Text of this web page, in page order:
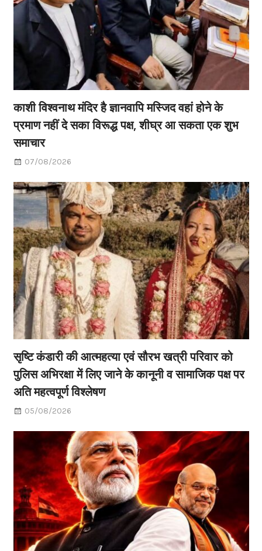
काशी विश्वनाथ मंदिर है ज्ञानवापि मस्जिद वहां होने के
प्रमाण नहीं दे सका विरूद्ध पक्ष, शीघ्र आ सकता एक शुभ
समाचार
07/08/2026
सृष्टि कंडारी की आत्महत्या एवं सौरभ खत्री परिवार को
पुलिस अभिरक्षा में लिए जाने के कानूनी व सामाजिक पक्ष पर
अति महत्वपूर्ण विश्लेषण
05/08/2026